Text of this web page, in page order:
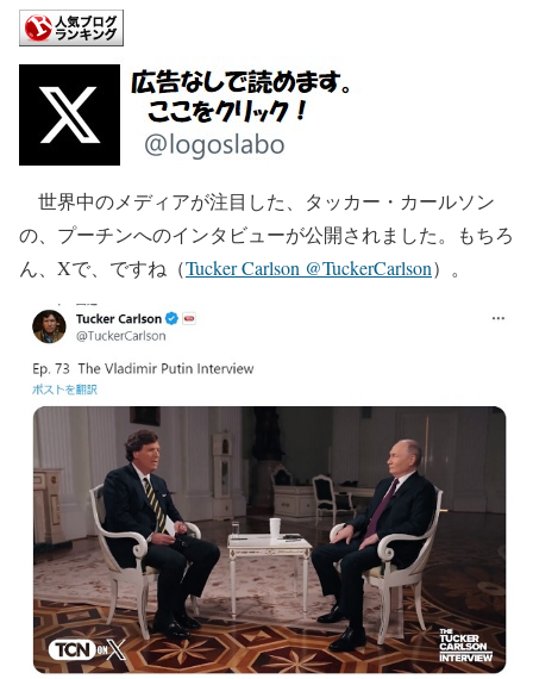
世界中のメディアが注目した、タッカー・カールソン
の、プーチンへのインタビューが公開されました。もちろ
ん、Xで、ですね（Tucker Carlson @TuckerCarlson）。